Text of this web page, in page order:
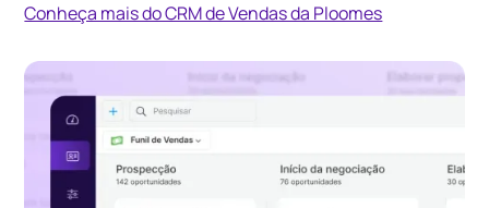
Conheça mais do CRM de Vendas da Ploomes